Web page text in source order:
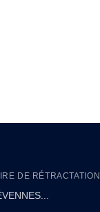
DE RÉTRACTATION